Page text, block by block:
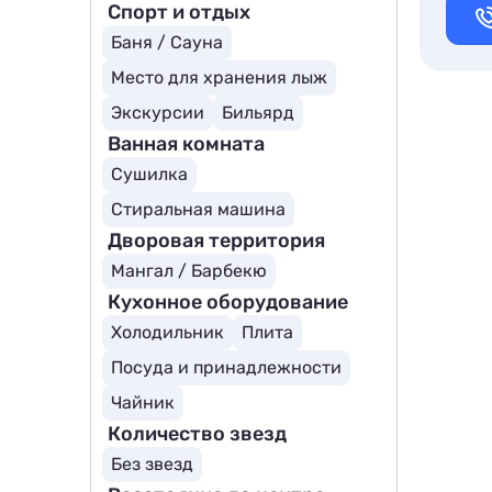
Спорт и отдых
Баня / Сауна
Место для хранения лыж
Экскурсии
Бильярд
Ванная комната
Сушилка
Стиральная машина
Дворовая территория
Мангал / Барбекю
Кухонное оборудование
Холодильник
Плита
Посуда и принадлежности
Чайник
Количество звезд
Без звезд